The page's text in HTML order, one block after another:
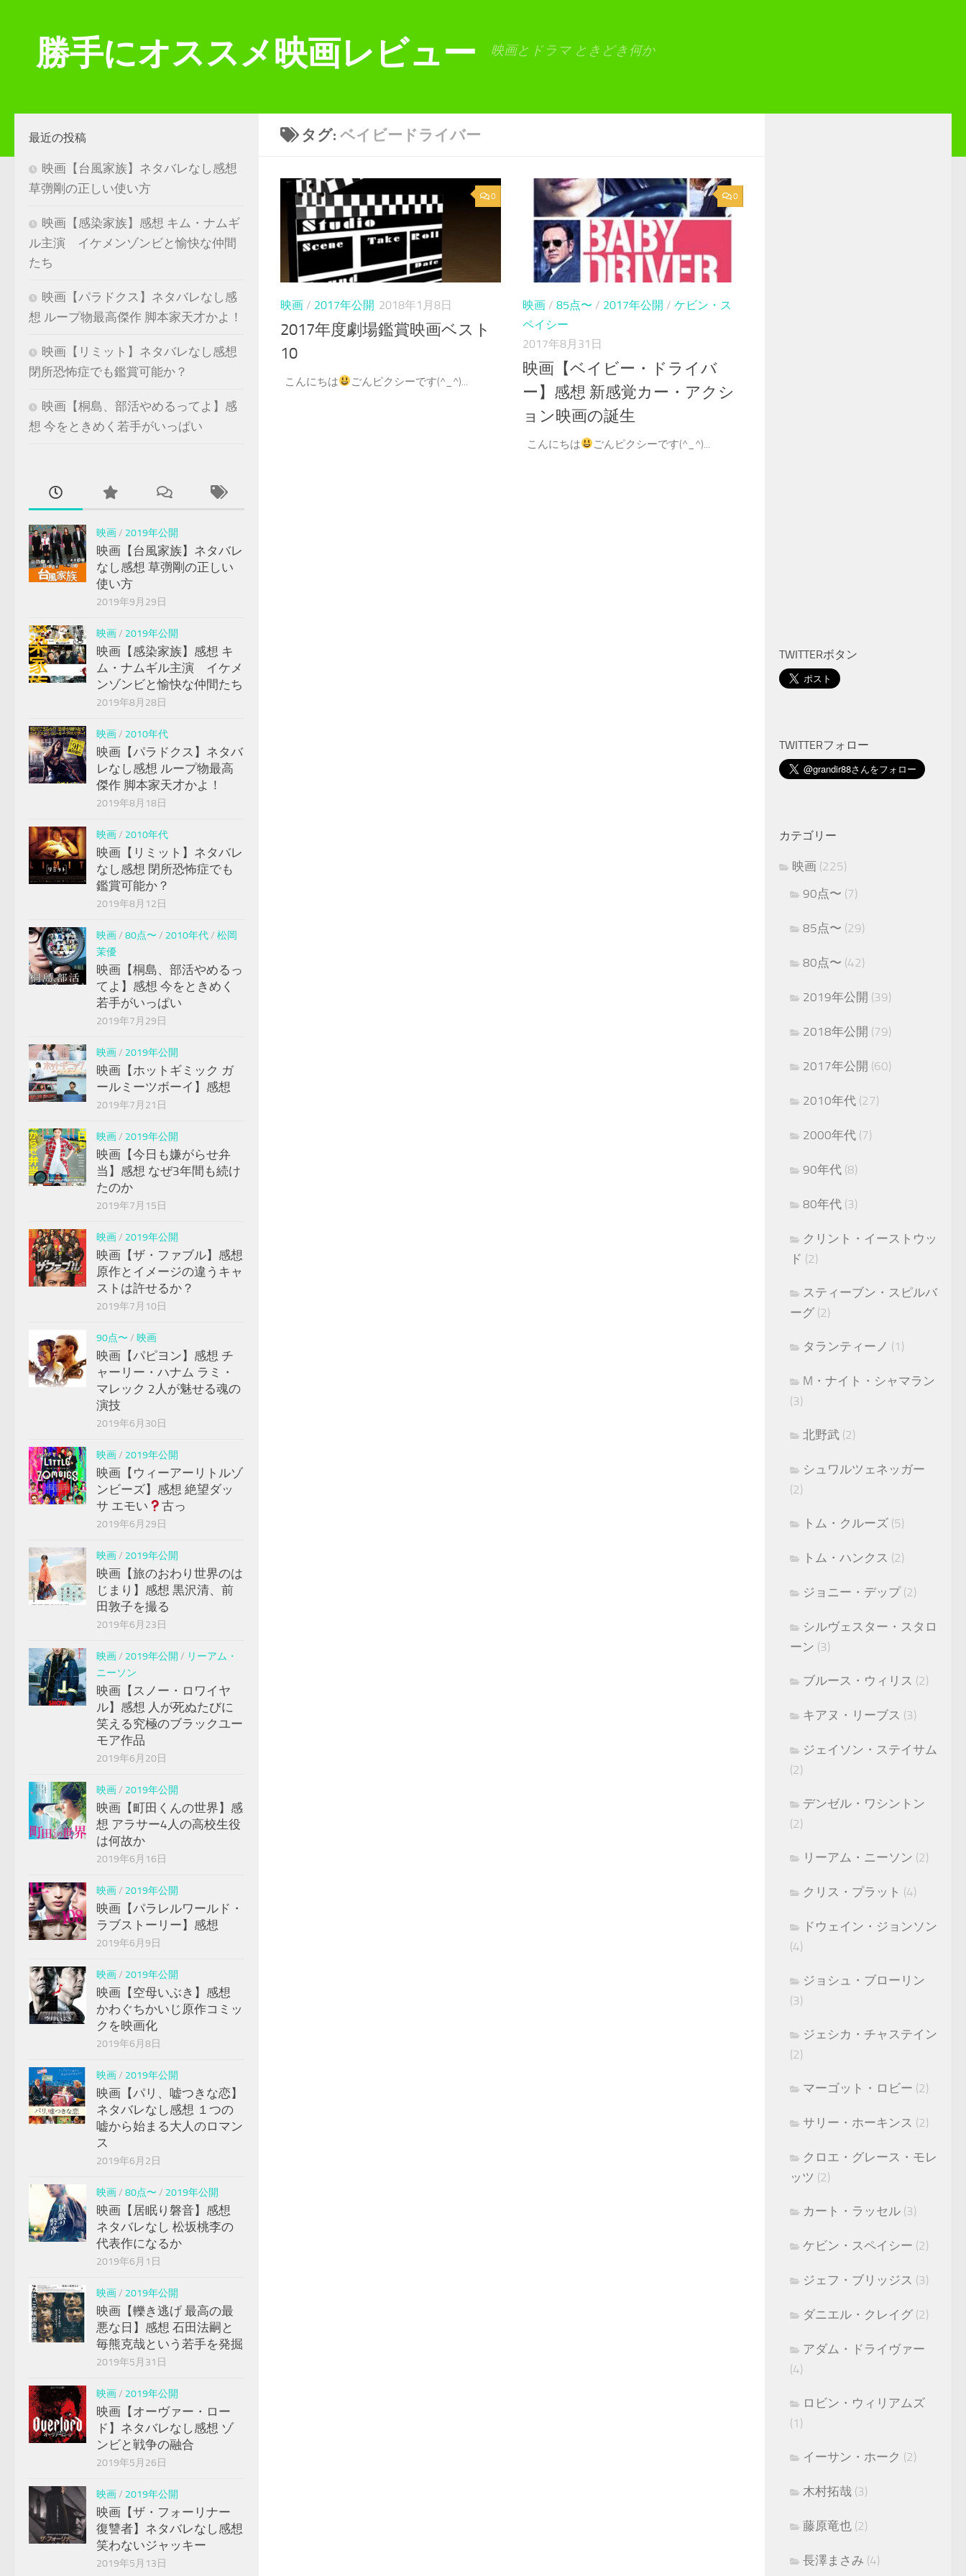
勝手にオススメ映画レビュー 映画とドラマ ときどき何か
タグ: ベイビードライバー
0
映画 / 2017年公開 2018年1月8日
2017年度劇場鑑賞映画ベスト
10
こんにちは ごんピクシーです(^_^)...
0
映画 / 85点〜 / 2017年公開 / ケビン・ス
ペイシー
2017年8月31日
映画【ベイビー・ドライバ
ー】感想 新感覚カー・アクシ
ョン映画の誕生
こんにちは ごんピクシーです(^_^)...
最近の投稿
映画【台風家族】ネタバレなし感想
草彅剛の正しい使い方
映画【感染家族】感想 キム・ナムギ
ル主演 イケメンゾンビと愉快な仲間
たち
映画【パラドクス】ネタバレなし感
想 ループ物最高傑作 脚本家天才かよ！
映画【リミット】ネタバレなし感想
閉所恐怖症でも鑑賞可能か？
映画【桐島、部活やめるってよ】感
想 今をときめく若手がいっぱい
映画/ 2019年公開
映画【台風家族】ネタバレ
なし感想 草彅剛の正しい
使い方
2019年9月29日
映画/ 2019年公開
映画【感染家族】感想 キ
ム・ナムギル主演 イケメ
ンゾンビと愉快な仲間たち
2019年8月28日
映画/ 2010年代
映画【パラドクス】ネタバ
レなし感想 ループ物最高
傑作 脚本家天才かよ！
2019年8月18日
映画/ 2010年代
映画【リミット】ネタバレ
なし感想 閉所恐怖症でも
鑑賞可能か？
2019年8月12日
映画/ 80点〜 / 2010年代/ 松岡
茉優
映画【桐島、部活やめるっ
てよ】感想 今をときめく
若手がいっぱい
2019年7月29日
映画/ 2019年公開
映画【ホットギミック ガ
ールミーツボーイ】感想
2019年7月21日
映画/ 2019年公開
映画【今日も嫌がらせ弁
当】感想 なぜ3年間も続け
たのか
2019年7月15日
映画/ 2019年公開
映画【ザ・ファブル】感想
原作とイメージの違うキャ
ストは許せるか？
2019年7月10日
90点〜 / 映画
映画【パピヨン】感想 チ
ャーリー・ハナム ラミ・
マレック 2人が魅せる魂の
演技
2019年6月30日
映画/ 2019年公開
映画【ウィーアーリトルゾ
ンビーズ】感想 絶望ダッ
サ エモい
古っ
2019年6月29日
映画/ 2019年公開
映画【旅のおわり世界のは
じまり】感想 黒沢清、前
田敦子を撮る
2019年6月23日
映画/ 2019年公開 / リーアム・
ニーソン
映画【スノー・ロワイヤ
ル】感想 人が死ぬたびに
笑える究極のブラックユー
モア作品
2019年6月20日
映画/ 2019年公開
映画【町田くんの世界】感
想 アラサー4人の高校生役
は何故か
2019年6月16日
映画/ 2019年公開
映画【パラレルワールド・
ラブストーリー】感想
2019年6月9日
映画/ 2019年公開
映画【空母いぶき】感想
かわぐちかいじ原作コミッ
クを映画化
2019年6月8日
映画/ 2019年公開
映画【パリ、嘘つきな恋】
ネタバレなし感想 １つの
嘘から始まる大人のロマン
ス
2019年6月2日
映画/ 80点〜 / 2019年公開
映画【居眠り磐音】感想
ネタバレなし 松坂桃李の
代表作になるか
2019年6月1日
映画/ 2019年公開
映画【轢き逃げ 最高の最
悪な日】感想 石田法嗣と
毎熊克哉という若手を発掘
2019年5月31日
映画/ 2019年公開
映画【オーヴァー・ロー
ド】ネタバレなし感想 ゾ
ンビと戦争の融合
2019年5月26日
映画/ 2019年公開
映画【ザ・フォーリナー
復讐者】ネタバレなし感想
笑わないジャッキー
2019年5月13日
TWITTERボタン
TWITTERフォロー
カテゴリー
映画 (225)
90点〜 (7)
85点〜 (29)
80点〜 (42)
2019年公開 (39)
2018年公開 (79)
2017年公開 (60)
2010年代 (27)
2000年代 (7)
90年代 (8)
80年代 (3)
クリント・イーストウッ
ド (2)
スティーブン・スピルバ
ーグ (2)
タランティーノ (1)
M・ナイト・シャマラン
(3)
北野武 (2)
シュワルツェネッガー
(2)
トム・クルーズ (5)
トム・ハンクス (2)
ジョニー・デップ(2)
シルヴェスター・スタロ
ーン (3)
ブルース・ウィリス (2)
キアヌ・リーブス (3)
ジェイソン・ステイサム
(2)
デンゼル・ワシントン
(2)
リーアム・ニーソン (2)
クリス・プラット (4)
ドウェイン・ジョンソン
(4)
ジョシュ・ブローリン
(3)
ジェシカ・チャステイン
(2)
マーゴット・ロビー (2)
サリー・ホーキンス (2)
クロエ・グレース・モレ
ッツ (2)
カート・ラッセル (3)
ケビン・スペイシー (2)
ジェフ・ブリッジス (3)
ダニエル・クレイグ (2)
アダム・ドライヴァー
(4)
ロビン・ウィリアムズ
(1)
イーサン・ホーク (2)
木村拓哉 (3)
藤原竜也 (2)
長澤まさみ (4)